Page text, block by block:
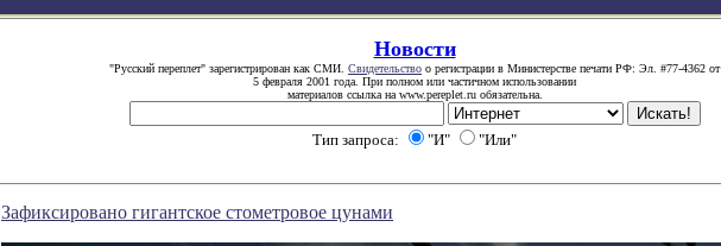
Новости
"Русский переплет" зарегистрирован как СМИ. Свидетельство о регистрации в Министерстве печати РФ: Эл. #77-4362 от
5 февраля 2001 года. При полном или частичном использовании
материалов ссылка на www.pereplet.ru обязательна.
Тип запроса: "И" "Или"
Зафиксировано гигантское стометровое цунами